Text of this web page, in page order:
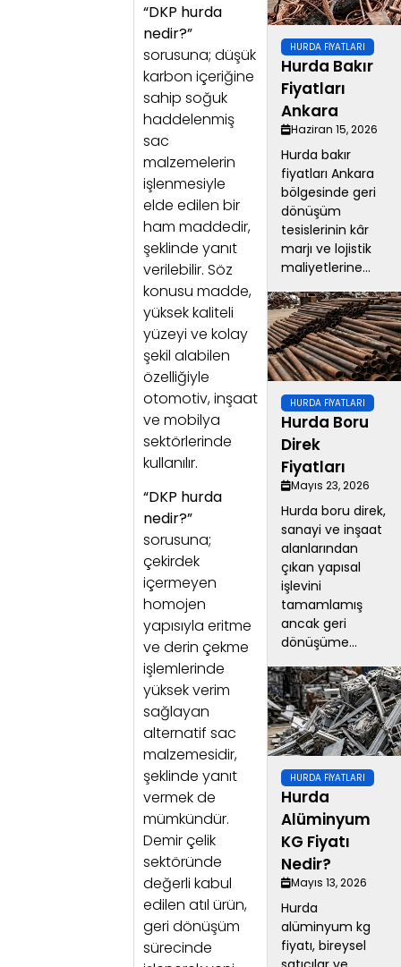
“DKP hurda
nedir?”
sorusuna; düşük
karbon içeriğine
sahip soğuk
haddelenmiş
sac
malzemelerin
işlenmesiyle
elde edilen bir
ham maddedir,
şeklinde yanıt
verilebilir. Söz
konusu madde,
yüksek kaliteli
yüzeyi ve kolay
şekil alabilen
özelliğiyle
otomotiv, inşaat
ve mobilya
sektörlerinde
kullanılır.
“DKP hurda
nedir?”
sorusuna;
çekirdek
içermeyen
homojen
yapısıyla eritme
ve derin çekme
işlemlerinde
yüksek verim
sağlayan
alternatif sac
malzemesidir,
şeklinde yanıt
vermek de
mümkündür.
Demir çelik
sektöründe
değerli kabul
edilen atıl ürün,
geri dönüşüm
sürecinde
HURDA FIYATLARI
Hurda Bakır
Fiyatları
Ankara
Haziran 15, 2026
Hurda bakır
fiyatları Ankara
bölgesinde geri
dönüşüm
tesislerinin kâr
marjı ve lojistik
maliyetlerine...
HURDA FIYATLARI
Hurda Boru
Direk
Fiyatları
Mayıs 23, 2026
Hurda boru direk,
sanayi ve inşaat
alanlarından
çıkan yapısal
işlevini
tamamlamış
ancak geri
dönüşüme...
HURDA FIYATLARI
Hurda
Alüminyum
KG Fiyatı
Nedir?
Mayıs 13, 2026
Hurda
alüminyum kg
fiyatı, bireysel